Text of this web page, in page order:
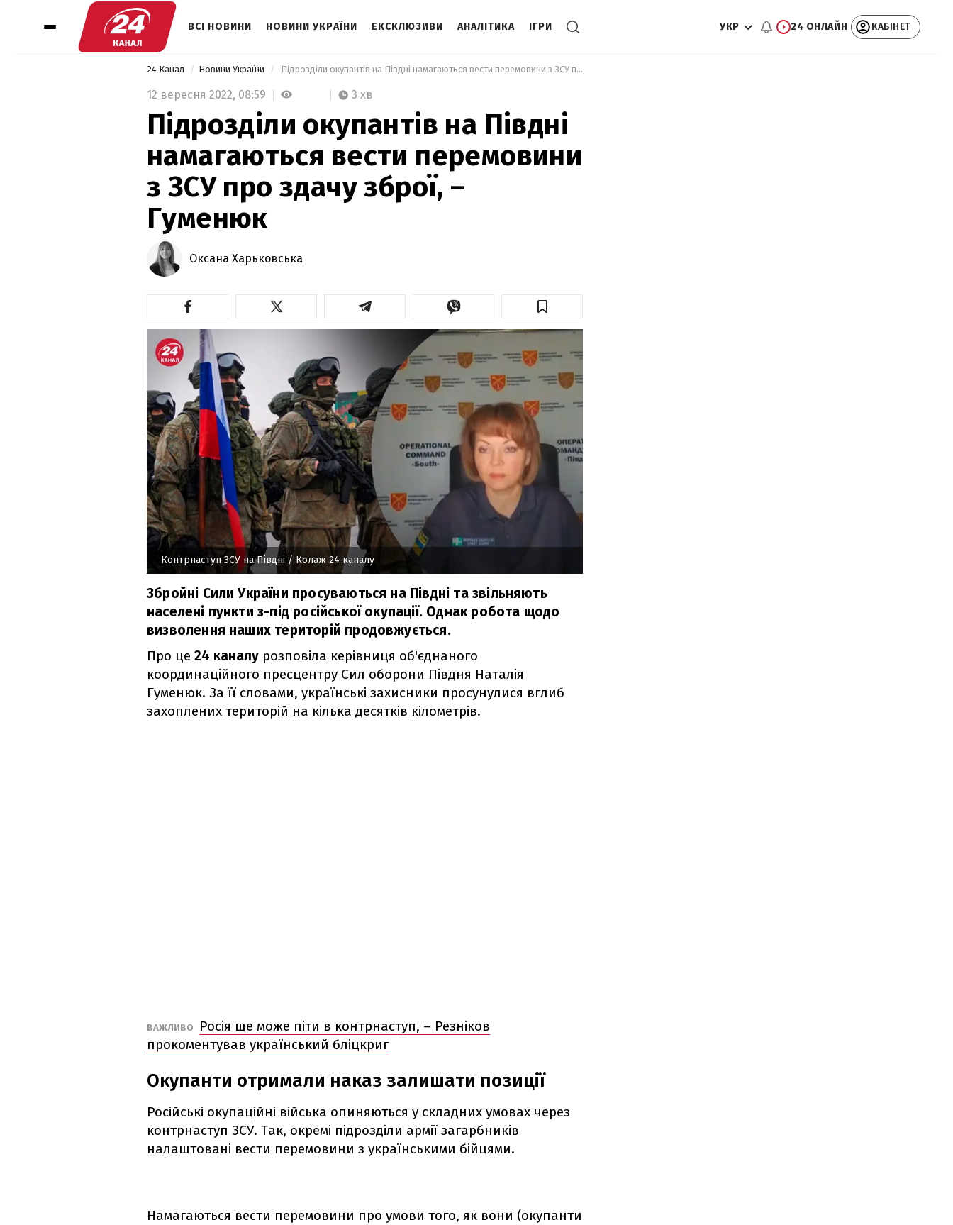
ВСІ НОВИНИ НОВИНИ УКРАЇНИ ЕКСКЛЮЗИВИ АНАЛІТИКА ІГРИ УКР 24 ОНЛАЙН КАБІНЕТ
24 Канал Новини України Підрозділи окупантів на Півдні намагаються вести перемовини з ЗСУ про здачу зброї, – Гуменюк
12 вересня 2022, 08:59 3 хв
Підрозділи окупантів на Півдні
намагаються вести перемовини
з ЗСУ про здачу зброї, –
Гуменюк
Оксана Харьковська
Контрнаступ ЗСУ на Півдні / Колаж 24 каналу
Збройні Сили України просуваються на Півдні та звільняють
населені пункти з-під російської окупації. Однак робота щодо
визволення наших територій продовжується.
Про це 24 каналу розповіла керівниця об'єднаного
координаційного пресцентру Сил оборони Півдня Наталія
Гуменюк. За її словами, українські захисники просунулися вглиб
захоплених територій на кілька десятків кілометрів.
ВАЖЛИВО
Росія ще може піти в контрнаступ, – Резніков
прокоментував український бліцкриг
Окупанти отримали наказ залишати позиції
Російські окупаційні війська опиняються у складних умовах через
контрнаступ ЗСУ. Так, окремі підрозділи армії загарбників
налаштовані вести перемовини з українськими бійцями.
Намагаються вести перемовини про умови того, як вони (окупанти